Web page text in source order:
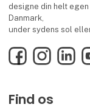
designe din helt
Danmark,
under sydens sol
FacebookInstagramLinkedIn
Find os